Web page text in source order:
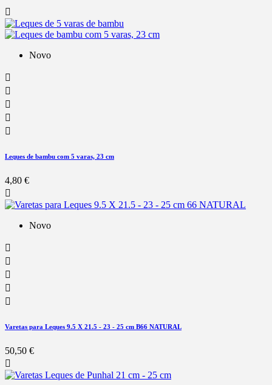

Novo





Leques de bambu com 5 varas, 23 cm
4,80 €

Novo





Varetas para Leques 9.5 X 21.5 - 23 - 25 cm B66 NATURAL
50,50 €
